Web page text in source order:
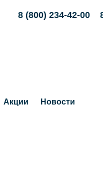
8 (800) 234-42-00
Акции Новости